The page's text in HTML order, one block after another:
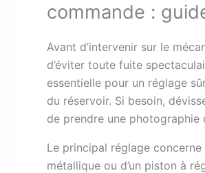
commande :
Avant d’intervenir sur le
d’éviter toute fuite
essentielle pour un réglage
du réservoir. Si besoin,
de prendre une
Le principal réglage concerne
métallique ou d’un piston à